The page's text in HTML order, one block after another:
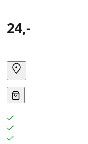
24,-